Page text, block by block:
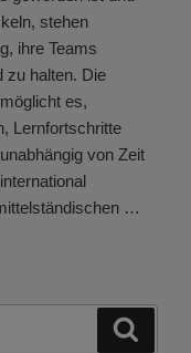
stehen
ihre Teams
zu halten. Die
es,
Lernfortschritte
von Zeit
…